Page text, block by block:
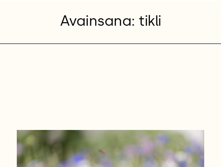
Avainsana: tikli